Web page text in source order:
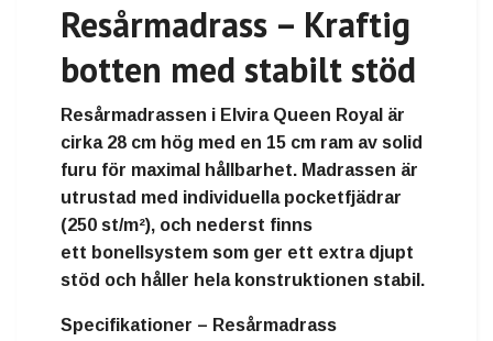
Resårmadrass – Kraftig
botten med stabilt stöd
Resårmadrassen i Elvira Queen Royal är
cirka 28 cm hög med en 15 cm ram av solid
furu för maximal hållbarhet. Madrassen är
utrustad med individuella pocketfjädrar
(250 st/m²), och nederst finns
ett bonellsystem som ger ett extra djupt
stöd och håller hela konstruktionen stabil.
Specifikationer – Resårmadrass